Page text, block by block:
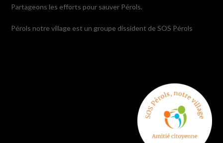
Partageons les efforts pour sauver Pérols.
Pérols notre village est un groupe dissident de SOS Pérols